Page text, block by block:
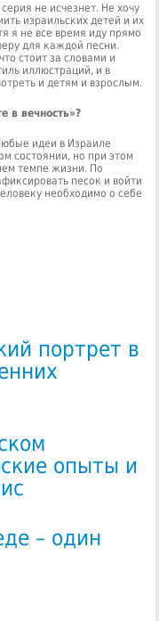
не исчезнет. Не хочу
израильских детей и их
я не все время иду прямо
для каждой песни.
стоит за словами и
иллюстраций, и в
и детям и взрослым.
в вечность»?
идеи в Израиле
состоянии, но при этом
темпе жизни. По
песок и войти
необходимо о себе
портрет в
опыты и
– один